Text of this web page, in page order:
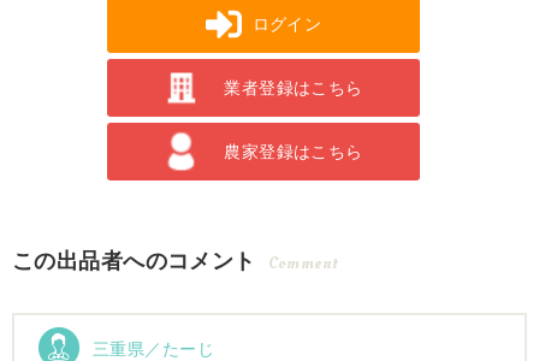
ログイン
業者登録はこちら
農家登録はこちら
この出品者へのコメント Comment
三重県／たーじ